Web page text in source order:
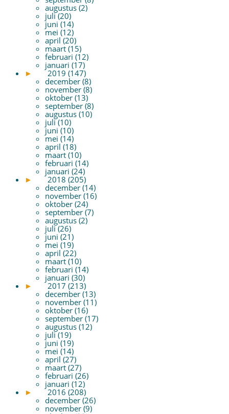
augustus (2)
juli (20)
juni (14)
mei (12)
april (20)
maart (15)
februari (12)
januari (17)
►
2019 (147)
december (8)
november (8)
oktober (13)
september (8)
augustus (10)
juli (10)
juni (10)
mei (14)
april (18)
maart (10)
februari (14)
januari (24)
►
2018 (205)
december (14)
november (16)
oktober (24)
september (7)
augustus (2)
juli (26)
juni (21)
mei (19)
april (22)
maart (10)
februari (14)
januari (30)
►
2017 (213)
december (13)
november (11)
oktober (16)
september (17)
augustus (12)
juli (19)
juni (19)
mei (14)
april (27)
maart (27)
februari (26)
januari (12)
►
2016 (208)
december (26)
november (9)